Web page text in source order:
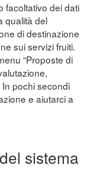
facoltativo dei dati
qualità del
di destinazione
sui servizi fruiti.
“Proposte di
pochi secondi
e aiutarci a
sistema